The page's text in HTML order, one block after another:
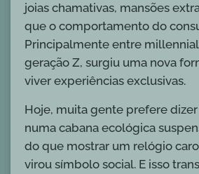
joias chamativas, mansões
que o comportamento do
Principalmente entre
geração Z, surgiu uma nova
viver experiências exclusivas.
Hoje, muita gente prefere
numa cabana ecológica
do que mostrar um relógio
virou símbolo social. E isso